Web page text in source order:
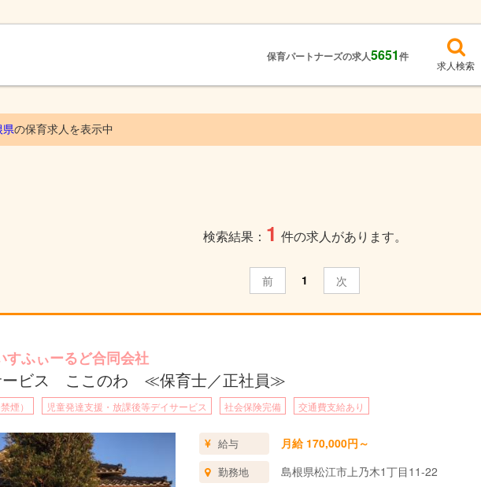
保育パートナーズの求人5651件
求人検索
県の保育求人を表示中
検索結果： 1 件の求人があります。
前 1 次
すふぃーるど合同会社
ービス ここのわ ≪保育士／正社員≫
煙） 児童発達支援・放課後等デイサービス 社会保険完備 交通費支給あり
給与 月給 170,000円～
勤務地 島根県松江市上乃木1丁目11-22